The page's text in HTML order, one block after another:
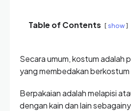
Table of Contents show
Secara umum, kostum adalah
yang membedakan
Berpakaian adalah melapisi
dengan kain dan lain